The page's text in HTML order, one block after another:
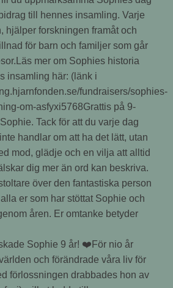
Sophie 9 år! ❤️För nio år
och förändrade våra liv för
förlossningen drabbades hon av